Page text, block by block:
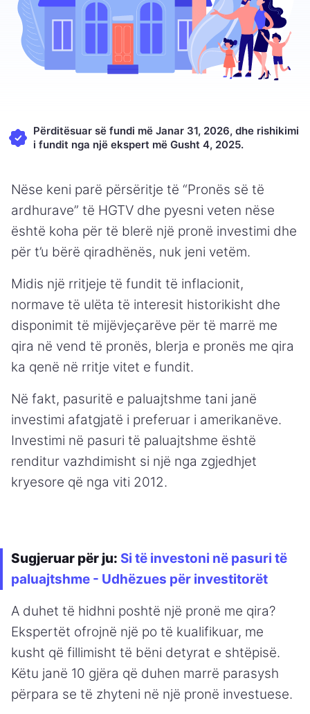
Përditësuar së fundi më Janar 31, 2026, dhe rishikimi
i fundit nga një ekspert më Gusht 4, 2025.
Nëse keni parë përsëritje të “Pronës së të
ardhurave” të HGTV dhe pyesni veten nëse
është koha për të blerë një pronë investimi dhe
për t’u bërë qiradhënës, nuk jeni vetëm.
Midis një rritjeje të fundit të inflacionit,
normave të ulëta të interesit historikisht dhe
disponimit të mijëvjeçarëve për të marrë me
qira në vend të pronës, blerja e pronës me qira
ka qenë në rritje vitet e fundit.
Në fakt, pasuritë e paluajtshme tani janë
investimi afatgjatë i preferuar i amerikanëve.
Investimi në pasuri të paluajtshme është
renditur vazhdimisht si një nga zgjedhjet
kryesore që nga viti 2012.
Sugjeruar për ju: Si të investoni në pasuri të
paluajtshme - Udhëzues për investitorët
A duhet të hidhni poshtë një pronë me qira?
Ekspertët ofrojnë një po të kualifikuar, me
kusht që fillimisht të bëni detyrat e shtëpisë.
Këtu janë 10 gjëra që duhen marrë parasysh
përpara se të zhyteni në një pronë investuese.